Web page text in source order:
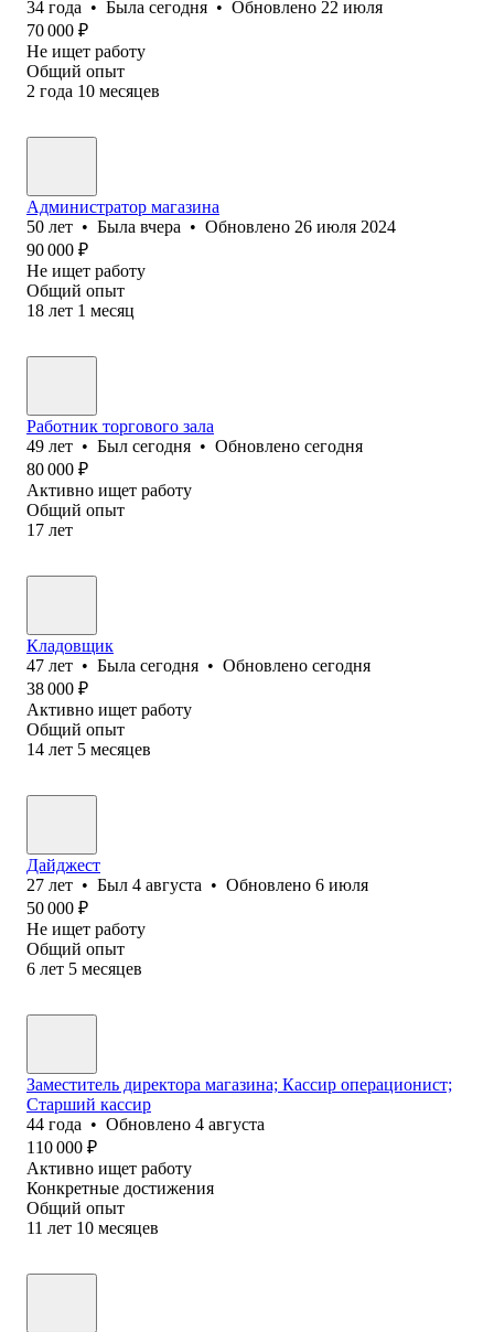
34 года • Была сегодня • Обновлено 22 июля
70 000 ₽
Не ищет работу
Общий опыт
2 года 10 месяцев
Администратор магазина
50 лет • Была вчера • Обновлено 26 июля 2024
90 000 ₽
Не ищет работу
Общий опыт
18 лет 1 месяц
Работник торгового зала
49 лет • Был сегодня • Обновлено сегодня
80 000 ₽
Активно ищет работу
Общий опыт
17 лет
Кладовщик
47 лет • Была сегодня • Обновлено сегодня
38 000 ₽
Активно ищет работу
Общий опыт
14 лет 5 месяцев
Дайджест
27 лет • Был 4 августа • Обновлено 6 июля
50 000 ₽
Не ищет работу
Общий опыт
6 лет 5 месяцев
Заместитель директора магазина; Кассир операционист;
Старший кассир
44 года • Обновлено 4 августа
110 000 ₽
Активно ищет работу
Конкретные достижения
Общий опыт
11 лет 10 месяцев